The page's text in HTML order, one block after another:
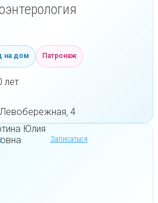
на дом Патронаж
лет
4
Записаться